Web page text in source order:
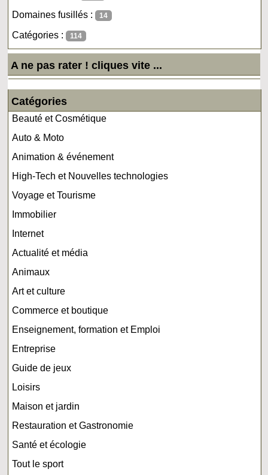
Domaines fusillés : 14
Catégories : 114
A ne pas rater ! cliques vite ...
Catégories
Beauté et Cosmétique
Auto & Moto
Animation & événement
High-Tech et Nouvelles technologies
Voyage et Tourisme
Immobilier
Internet
Actualité et média
Animaux
Art et culture
Commerce et boutique
Enseignement, formation et Emploi
Entreprise
Guide de jeux
Loisirs
Maison et jardin
Restauration et Gastronomie
Santé et écologie
Tout le sport